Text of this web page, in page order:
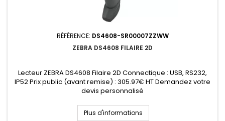
RÉFÉRENCE: DS4608-SR00007ZZWW
ZEBRA DS4608 FILAIRE 2D
Lecteur ZEBRA DS4608 Filaire 2D Connectique : USB, RS232,
IP52 Prix public (avant remise) : 305.97€ HT Demandez votre
devis personnalisé
Plus d'informations